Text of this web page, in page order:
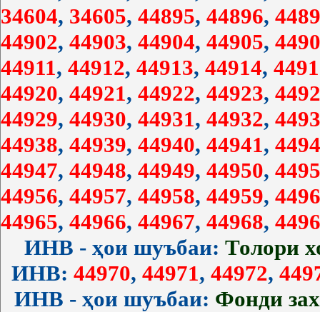
34604, 34605, 44895, 44896,
44902, 44903, 44904, 44905,
44911, 44912, 44913, 44914,
44920, 44921, 44922, 44923,
44929, 44930, 44931, 44932,
44938, 44939, 44940, 44941,
44947, 44948, 44949, 44950,
44956, 44957, 44958, 44959,
44965, 44966, 44967, 44968,
ИНВ - ҳои шуъбаи: Толори
ИНВ: 44970, 44971, 44972,
ИНВ - ҳои шуъбаи: Фонди